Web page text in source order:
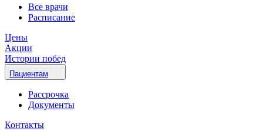
Все врачи
Расписание
Цены
Акции
Истории побед
Пациентам
Рассрочка
Документы
Контакты